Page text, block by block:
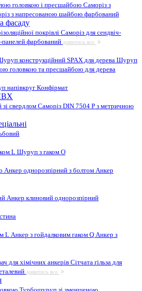
головкою і пресшайбою Саморіз з
з напресованою шайбою фарбований
фасаду
покрівлі Саморіз для сендвіч-
панелей фарбований дивитись все
конструкційний SPAX для дерева Шуруп
головкою та пресшайбою для дерева
напівкруг Конфірмат
свердлом Саморіз DIN 7504 P з метричною
L Шуруп з гаком O
Анкер однорозпірний з болтом Анкер
Анкер клиновий однорозпірний
L Анкер з гойдалковим гаком Q Анкер з
для хімічних анкерів Сітчата гільза для
дивитись все